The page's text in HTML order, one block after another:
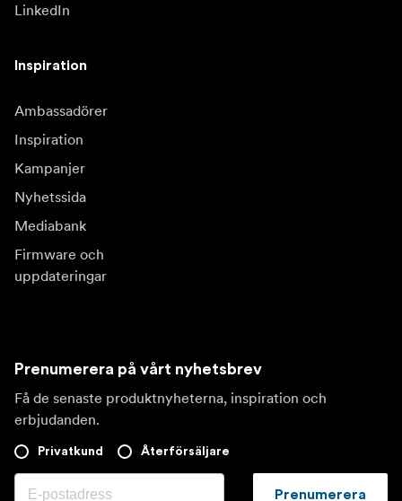
LinkedIn
Inspiration
Ambassadörer
Inspiration
Kampanjer
Nyhetssida
Mediabank
Firmware och
uppdateringar
Prenumerera på vårt nyhetsbrev
Få de senaste produktnyheterna, inspiration och
erbjudanden.
Privatkund Återförsäljare
Prenumerera